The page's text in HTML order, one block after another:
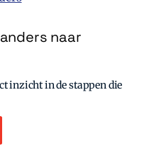
naar
inzicht in de stappen die